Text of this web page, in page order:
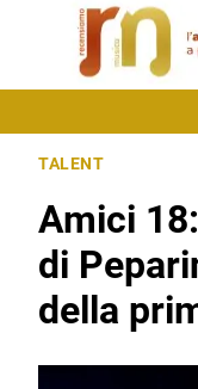
TALENT
Amici
di
della